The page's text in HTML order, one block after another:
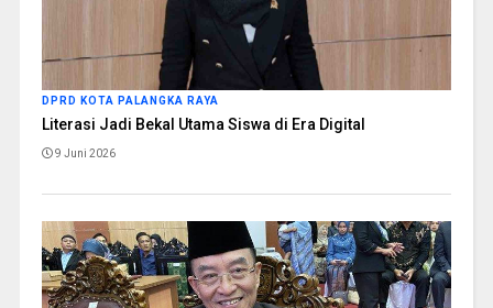
DPRD KOTA PALANGKA RAYA
Literasi Jadi Bekal Utama Siswa di Era Digital
9 Juni 2026